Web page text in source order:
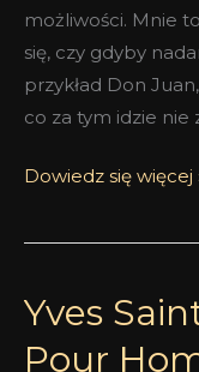
możliwości. Mnie
się, czy gdyby
przykład Don
co za tym idzie nie
Dowiedz się więcej
Yves
Pour
Yves